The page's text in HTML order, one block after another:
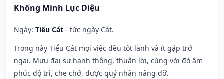
Khổng Minh Lục Diệu
Ngày: Tiểu Cát - tức ngày Cát.
Trong này Tiểu Cát mọi việc đều tốt lành và ít gặp trở
ngại. Mưu đại sự hanh thông, thuận lợi, cùng với đó âm
phúc độ trì, che chở, được quý nhân nâng đỡ.